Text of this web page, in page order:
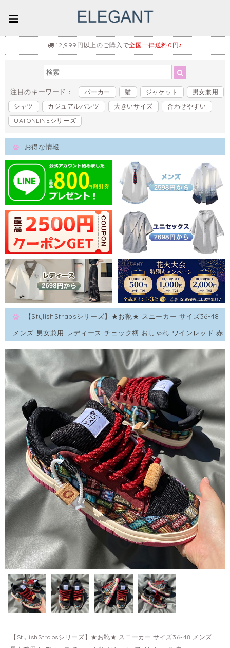
12,999円以上のご購入で全国一律送料0円♪
注目のキーワード： パーカー 猫 ジャケット
男女兼用
シャツ
カジュアルパンツ 大きいサイズ
合わせやすい
UATONLINEシリーズ
お得な情報
【StylishStrapsシリーズ】★お靴★ スニーカー サイズ36-48
メンズ 男女兼用 レディース チェック柄 おしゃれ ワインレッド 赤
【StylishStrapsシリーズ】★お靴★ スニーカー サイズ36-48 メンズ